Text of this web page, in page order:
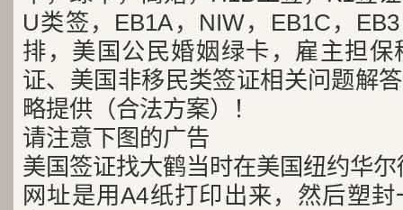
U类签，EB1A，NIW，EB1C，
排，美国公民婚姻绿卡，雇主担
证、美国非移民类签证相关问题解
略提供（合法方案）！
请注意下图的广告
美国签证找大鹤当时在美国纽约华
网址是用A4纸打印出来，然后塑